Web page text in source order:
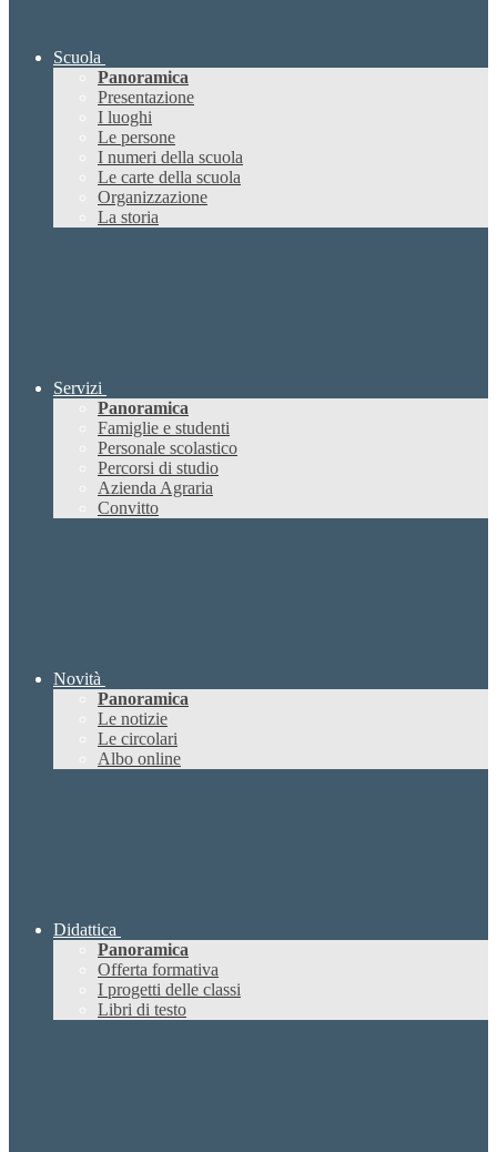
Scuola
Panoramica
Presentazione
I luoghi
Le persone
I numeri della scuola
Le carte della scuola
Organizzazione
La storia
Servizi
Panoramica
Famiglie e studenti
Personale scolastico
Percorsi di studio
Azienda Agraria
Convitto
Novità
Panoramica
Le notizie
Le circolari
Albo online
Didattica
Panoramica
Offerta formativa
I progetti delle classi
Libri di testo